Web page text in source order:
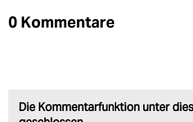
0 Kommentare
Die Kommentarfunktion unter